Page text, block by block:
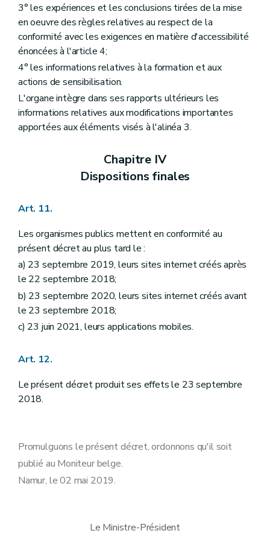
3° les expériences et les conclusions tirées de la mise
en oeuvre des règles relatives au respect de la
conformité avec les exigences en matière d'accessibilité
énoncées à l'article 4;
4° les informations relatives à la formation et aux
actions de sensibilisation.
L'organe intègre dans ses rapports ultérieurs les
informations relatives aux modifications importantes
apportées aux éléments visés à l'alinéa 3.
Chapitre IV
Dispositions finales
Art. 11.
Les organismes publics mettent en conformité au
présent décret au plus tard le :
a) 23 septembre 2019, leurs sites internet créés après
le 22 septembre 2018;
b) 23 septembre 2020, leurs sites internet créés avant
le 23 septembre 2018;
c) 23 juin 2021, leurs applications mobiles.
Art. 12.
Le présent décret produit ses effets le 23 septembre
2018.
Promulguons le présent décret, ordonnons qu'il soit
publié au Moniteur belge.
Namur, le 02 mai 2019.
Le Ministre-Président